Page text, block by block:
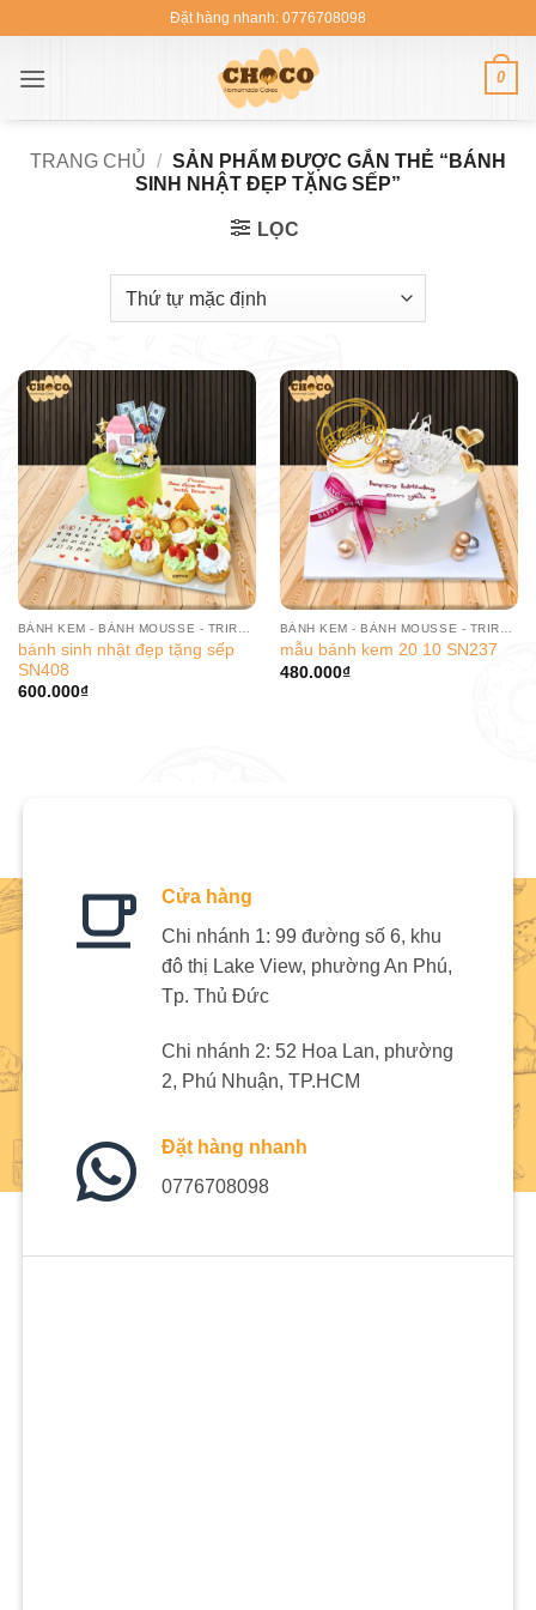
nội
Đặt hàng nhanh: 0776708098
0
TRANG CHỦ / SẢN PHẨM ĐƯỢC GẮN THẺ “BÁNH
SINH NHẬT ĐẸP TẶNG SẾP”
LỌC
bánh sinh nhật đẹp tặng sếp
SN408
600.000₫
mẫu bánh kem 20 10 SN237
480.000₫
Cửa hàng
Chi nhánh 1: 99 đường số 6, khu
đô thị Lake View, phường An Phú,
Tp. Thủ Đức
Chi nhánh 2: 52 Hoa Lan, phường
2, Phú Nhuận, TP.HCM
Đặt hàng nhanh
0776708098